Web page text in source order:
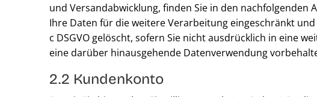
und Versandabwicklung, finden Sie in den
Ihre Daten für die weitere Verarbeitung eingeschränkt
c DSGVO gelöscht, sofern Sie nicht ausdrücklich in eine
eine darüber hinausgehende Datenverwendung
2.2 Kundenkonto